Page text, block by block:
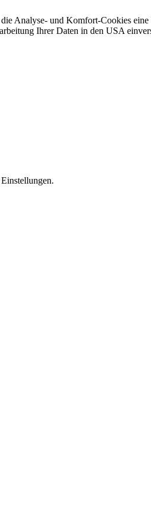
Analyse- und Komfort-Cookies
Ihrer Daten in den USA